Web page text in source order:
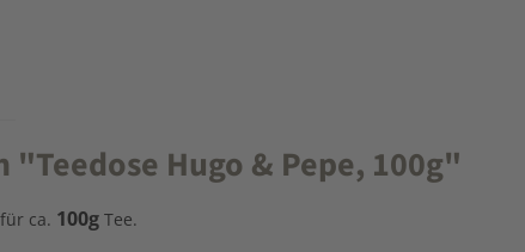
Hugo & Pepe, 100g"
ca. 100g Tee.